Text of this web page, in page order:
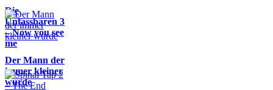
Die
Unfassbaren 3
– Now you see
me
Der Mann der
immer kleiner
wurde